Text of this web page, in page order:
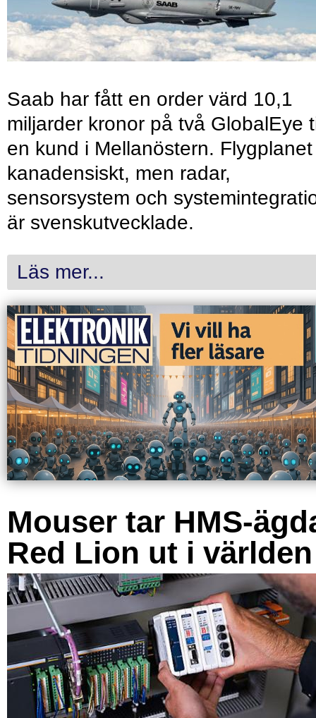
Saab har fått en order värd 10,1
miljarder kronor på två GlobalEye
en kund i Mellanöstern.
kanadensiskt, men radar,
sensorsystem och
är svenskutvecklade.
Läs mer...
Mouser tar HMS-
Red Lion ut i världen